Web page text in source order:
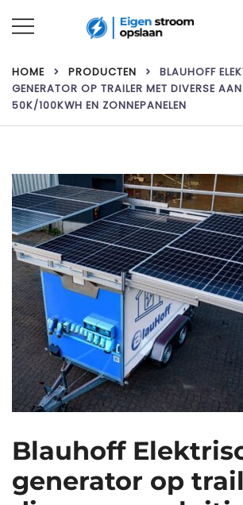
naar
inhoud
HOME PRODUCTEN
BLAUHOFF
GENERATOR OP TRAILER MET DIVERSE
50K/100KWH EN ZONNEPANELEN
Blauhoff
generator op